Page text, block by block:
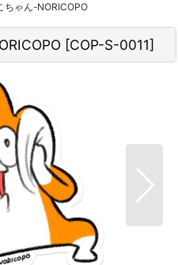
ちゃん-NORICOPO
[COP-S-0011]